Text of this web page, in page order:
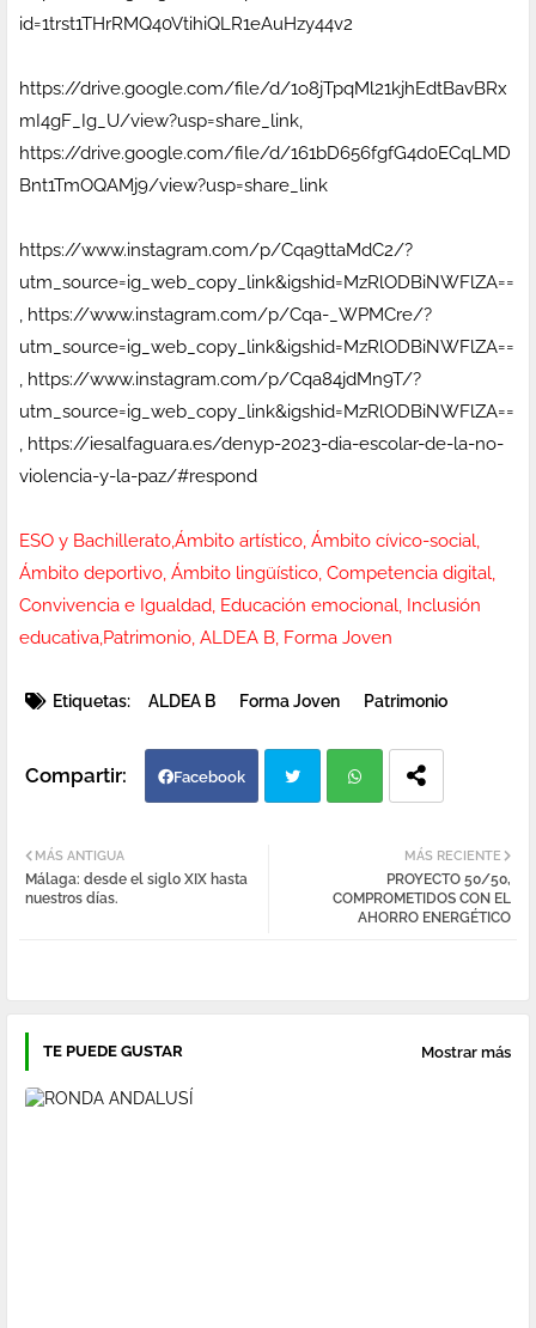
id=1trst1THrRMQ40VtihiQLR1eAuHzy44v2
https://drive.google.com/file/d/1o8jTpqMl21kjhEdtBavBRx
mI4gF_Ig_U/view?usp=share_link,
https://drive.google.com/file/d/161bD656fgfG4d0ECqLMD
Bnt1TmOQAMj9/view?usp=share_link
https://www.instagram.com/p/Cqa9ttaMdC2/?
utm_source=ig_web_copy_link&igshid=MzRlODBiNWFlZA==
, https://www.instagram.com/p/Cqa-_WPMCre/?
utm_source=ig_web_copy_link&igshid=MzRlODBiNWFlZA==
, https://www.instagram.com/p/Cqa84jdMn9T/?
utm_source=ig_web_copy_link&igshid=MzRlODBiNWFlZA==
, https://iesalfaguara.es/denyp-2023-dia-escolar-de-la-no-
violencia-y-la-paz/#respond
ESO y Bachillerato,Ámbito artístico, Ámbito cívico-social,
Ámbito deportivo, Ámbito lingüístico, Competencia digital,
Convivencia e Igualdad, Educación emocional, Inclusión
educativa,Patrimonio, ALDEA B, Forma Joven
Etiquetas: ALDEA B Forma Joven Patrimonio
Facebook
MÁS RECIENTE
PROYECTO 50/50,
COMPROMETIDOS CON EL
AHORRO ENERGÉTICO
MÁS ANTIGUA
Málaga: desde el siglo XIX hasta
nuestros días.
TE PUEDE GUSTAR Mostrar más